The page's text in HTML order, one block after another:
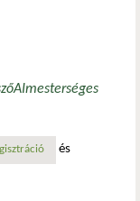
AImesterséges
minden mesterséges
és